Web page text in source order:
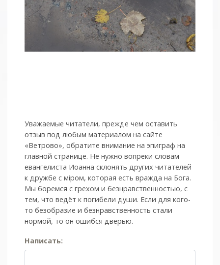
Уважаемые читатели, прежде чем оставить
отзыв под любым материалом на сайте
«Ветрово», обратите внимание на эпиграф на
главной странице. Не нужно вопреки словам
евангелиста Иоанна склонять других читателей
к дружбе с мiром, которая есть вражда на Бога.
Мы боремся с грехом и без­нрав­ствен­ностью, с
тем, что ведёт к погибели души. Если для кого-
то безобразие и безнравственность стали
нормой, то он ошибся дверью.
Написать: